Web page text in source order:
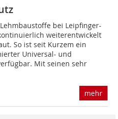
bei Leipfinger-
weiterentwickelt
So ist seit Kurzem ein
Universal- und
Mit seinen sehr
mehr